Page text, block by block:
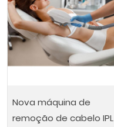
Nova máquina de
remoção de cabelo IPL